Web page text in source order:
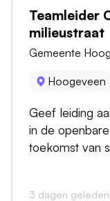
Teamleider
milieustraat
Gemeente
Hoogeveen
Geef leiding
in de
toekomst van
3 dagen geleden